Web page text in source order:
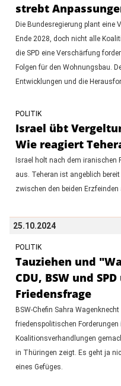
strebt
Die Bundesregierung plant eine
Ende 2028, doch nicht alle
die SPD eine Verschärfung
Folgen für den Wohnungsbau.
Entwicklungen und die
POLITIK
Israel übt
Wie reagiert
Israel holt nach dem iranischen
aus. Teheran ist angeblich
zwischen den beiden Erzfeinden
25.10.2024
POLITIK
Tauziehen und
CDU, BSW und
Friedensfrage
BSW-Chefin Sahra
friedenspolitischen
Koalitionsverhandlungen
in Thüringen zeigt. Es geht ja
eines Gefüges.